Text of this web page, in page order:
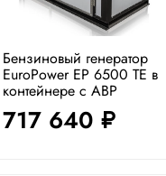
Бензиновый генератор
EuroPower EP 6500 TE в
контейнере с АВР
717 640 руб.